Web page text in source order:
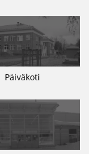
Päiväkoti